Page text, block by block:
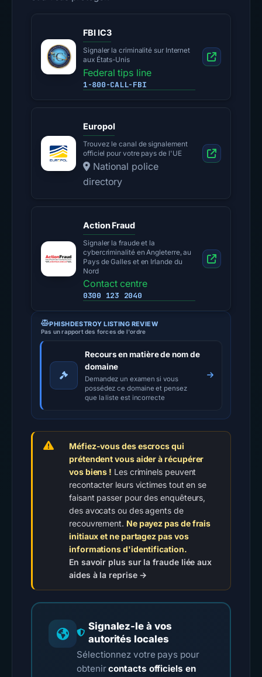
FBI IC3
Signaler la criminalité sur Internet
aux États-Unis
Federal tips line
1-800-CALL-FBI
Europol
Trouvez le canal de signalement
officiel pour votre pays de l'UE
National police
directory
Action Fraud
Signaler la fraude et la
cybercriminalité en Angleterre, au
Pays de Galles et en Irlande du
Nord
Contact centre
0300 123 2040
PHISHDESTROY LISTING REVIEW
Pas un rapport des forces de l'ordre
Recours en matière de nom de
domaine
Demandez un examen si vous
possédez ce domaine et pensez
que la liste est incorrecte
Méfiez-vous des escrocs qui
prétendent vous aider à récupérer
vos biens ! Les criminels peuvent
recontacter leurs victimes tout en se
faisant passer pour des enquêteurs,
des avocats ou des agents de
recouvrement. Ne payez pas de frais
initiaux et ne partagez pas vos
informations d'identification.
En savoir plus sur la fraude liée aux
aides à la reprise →
Signalez-le à vos
autorités locales
Sélectionnez votre pays pour
obtenircontacts officiels en